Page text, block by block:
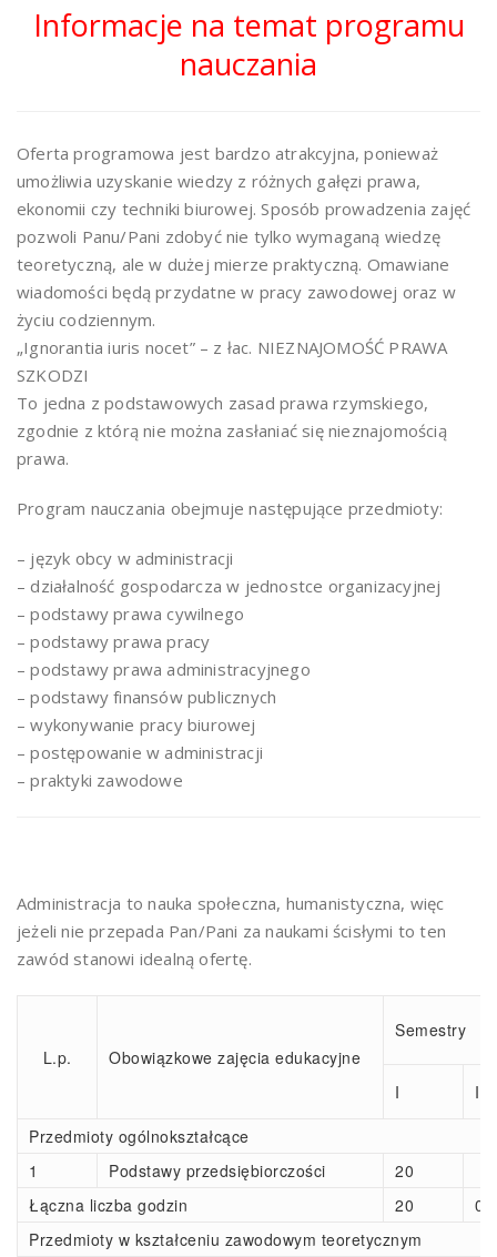
Informacje na temat programu
nauczania
Oferta programowa jest bardzo atrakcyjna, ponieważ
umożliwia uzyskanie wiedzy z różnych gałęzi prawa,
ekonomii czy techniki biurowej. Sposób prowadzenia zajęć
pozwoli Panu/Pani zdobyć nie tylko wymaganą wiedzę
teoretyczną, ale w dużej mierze praktyczną. Omawiane
wiadomości będą przydatne w pracy zawodowej oraz w
życiu codziennym.
„Ignorantia iuris nocet” – z łac. NIEZNAJOMOŚĆ PRAWA
SZKODZI
To jedna z podstawowych zasad prawa rzymskiego,
zgodnie z którą nie można zasłaniać się nieznajomością
prawa.
Program nauczania obejmuje następujące przedmioty:
– język obcy w administracji
– działalność gospodarcza w jednostce organizacyjnej
– podstawy prawa cywilnego
– podstawy prawa pracy
– podstawy prawa administracyjnego
– podstawy finansów publicznych
– wykonywanie pracy biurowej
– postępowanie w administracji
– praktyki zawodowe
Administracja to nauka społeczna, humanistyczna, więc
jeżeli nie przepada Pan/Pani za naukami ścisłymi to ten
zawód stanowi idealną ofertę.
L.p. Obowiązkowe zajęcia edukacyjne
Semestry
I
II
Przedmioty ogólnokształcące
1
Podstawy przedsiębiorczości
20
Łączna liczba godzin
20
0
Przedmioty w kształceniu zawodowym teoretycznym